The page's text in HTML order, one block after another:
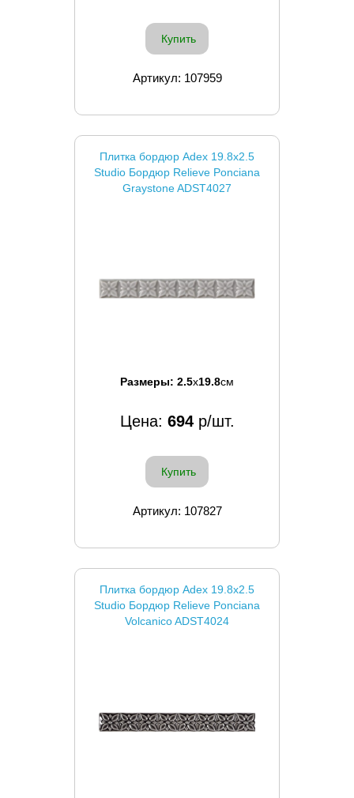
Купить
Артикул: 107959
Плитка бордюр Adex 19.8x2.5
Studio Бордюр Relieve Ponciana
Graystone ADST4027
Размеры: 2.5x19.8см
Цена: 694р/шт.
Купить
Артикул: 107827
Плитка бордюр Adex 19.8x2.5
Studio Бордюр Relieve Ponciana
Volcanico ADST4024